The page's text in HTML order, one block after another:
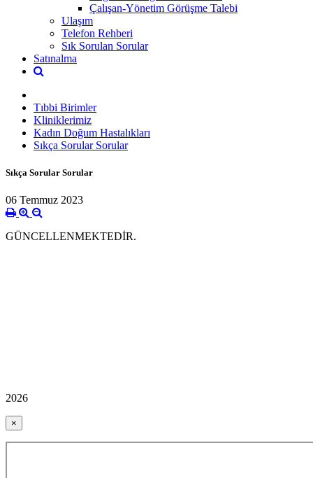
Çalışan-Yönetim Görüşme Talebi
Ulaşım
Telefon Rehberi
Sık Sorulan Sorular
Satınalma
Tıbbi Birimler
Kliniklerimiz
Kadın Doğum Hastalıkları
Sıkça Sorular Sorular
Sıkça Sorular Sorular
06 Temmuz 2023
GÜNCELLENMEKTEDİR.
2026
×